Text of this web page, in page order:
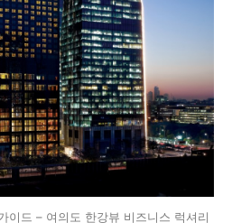
이드 – 여의도 한강뷰 비즈니스 럭셔리